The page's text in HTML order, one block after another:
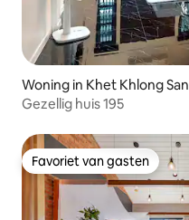
Woning in Khet Khlong San
Gezellig huis 195
Favoriet van gasten
Favoriet van gasten